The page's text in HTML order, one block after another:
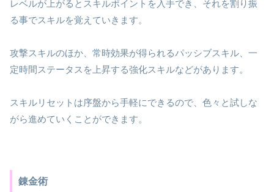
レベルが上がるとスキルポイントを入手でき、それを割り振
る事でスキルを覚えていきます。
攻撃スキルのほか、常時効果が得られるパッシブスキル、一
定時間ステータスを上昇する強化スキルなどがあります。
スキルリセットは序盤から手軽にできるので、色々と試しな
がら進めていくことができます。
錬金術